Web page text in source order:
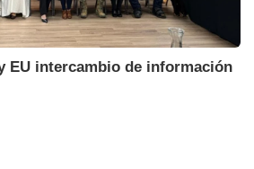
EU intercambio de información